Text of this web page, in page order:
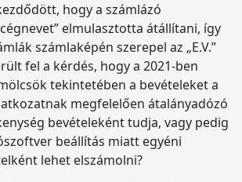
hogy a számlázó
elmulasztotta átállítani, így
számlaképén szerepel az „E.V.”
fel a kérdés, hogy a 2021-ben
tekintetében a bevételeket a
megfelelően átalányadózó
bevételeként tudja, vagy pedig
beállítás miatt egyéni
lehet elszámolni?